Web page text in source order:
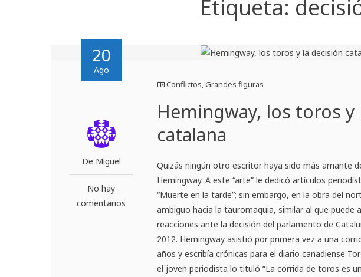
Etiqueta:
20
Ago
De Miguel
No hay
comentarios
Conflictos,Grandes figuras
Hemingway, los toros y
catalana
Quizás ningún otro escritor haya sido más amante
Hemingway. A este “arte” le dedicó artículos
“Muerte en la tarde”; sin embargo, en la obra del
ambiguo hacia la tauromaquia, similar al que puede
reacciones ante la decisión del parlamento de
2012. Hemingway asistió por primera vez a una
años y escribía crónicas para el diario canadiense
el joven periodista lo tituló “La corrida de toros es